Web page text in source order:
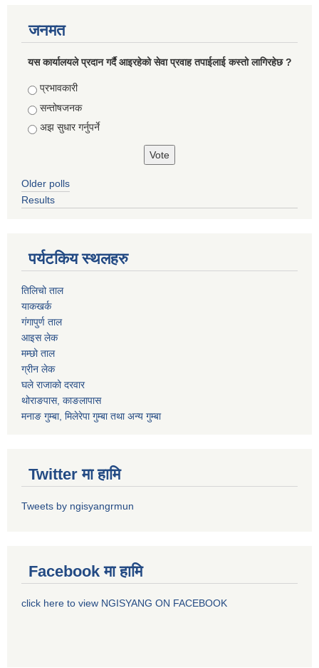
जनमत
यस कार्यालयले प्रदान गर्दै आइरहेको सेवा प्रवाह तपाईलाई कस्तो लागिरहेछ ?
Choices
प्रभावकारी
सन्तोषजनक
अझ सुधार गर्नुपर्ने
Older polls
Results
पर्यटकिय स्थलहरु
तिलिचो ताल
याकखर्क
गंगापुर्ण ताल
आइस लेक
मम्छो ताल
ग्रीन लेक
घले राजाको दरवार
थोराङपास, काङलापास
मनाङ गुम्बा, मिलेरेपा गुम्बा तथा अन्य गुम्बा
Twitter मा हामि
Tweets by ngisyangrmun
Facebook मा हामि
click here to view NGISYANG ON FACEBOOK